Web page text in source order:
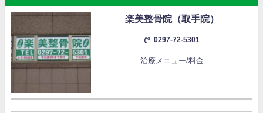
楽美整骨院（取手院）
0297-72-5301
治療メニュー/料金